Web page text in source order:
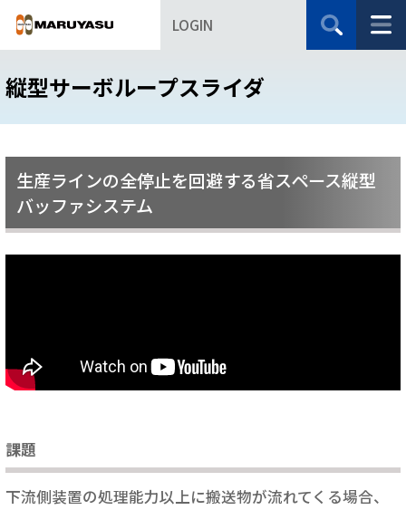
LOGIN
縦型サーボループスライダ
生産ラインの全停止を回避する省スペース縦型
バッファシステム
課題
下流側装置の処理能力以上に搬送物が流れてくる場合、